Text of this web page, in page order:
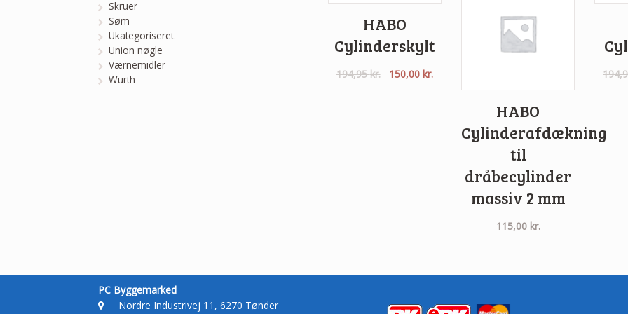
HABO
Cylinderskylt
194,95kr.
Den
150,00kr.Den
aktuelle
150,00 kr..
HABO
Cylinderafdækning
til
dråbecylinder
massiv 2 mm
115,00 kr.
Skruer
Søm
Ukategoriseret
Union nøgle
Værnemidler
Wurth
PC Byggemarked
Nordre Industrivej 11, 6270 Tønder